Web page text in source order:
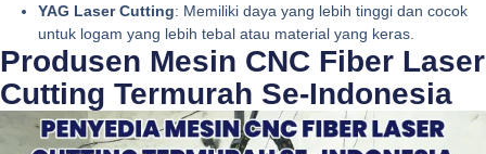
YAG Laser Cutting: Memiliki daya yang lebih tinggi dan cocok
untuk logam yang lebih tebal atau material yang keras.
Produsen Mesin CNC Fiber Laser
Cutting Termurah Se-Indonesia